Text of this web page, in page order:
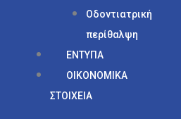
Οδοντιατρική
περίθαλψη
ΕΝΤΥΠΑ
ΟΙΚΟΝΟΜΙΚΑ
ΣΤΟΙΧΕΙΑ